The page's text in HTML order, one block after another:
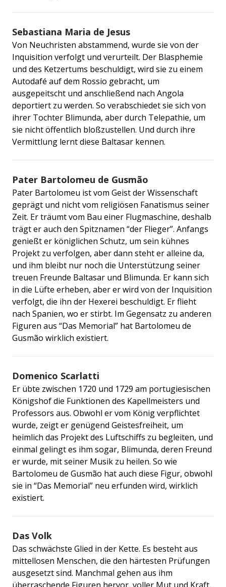
Sebastiana Maria de Jesus
Von Neuchristen abstammend, wurde sie von der
Inquisition verfolgt und verurteilt. Der Blasphemie
und des Ketzertums beschuldigt, wird sie zu einem
Autodafé auf dem Rossio gebracht, um
ausgepeitscht und anschließend nach Angola
deportiert zu werden. So verabschiedet sie sich von
ihrer Tochter Blimunda, aber durch Telepathie, um
sie nicht öffentlich bloßzustellen. Und durch ihre
Vermittlung lernt diese Baltasar kennen.
Pater Bartolomeu de Gusmão
Pater Bartolomeu ist vom Geist der Wissenschaft
geprägt und nicht vom religiösen Fanatismus seiner
Zeit. Er träumt vom Bau einer Flugmaschine, deshalb
trägt er auch den Spitznamen “der Flieger”. Anfangs
genießt er königlichen Schutz, um sein kühnes
Projekt zu verfolgen, aber dann steht er alleine da,
und ihm bleibt nur noch die Unterstützung seiner
treuen Freunde Baltasar und Blimunda. Er kann sich
in die Lüfte erheben, aber er wird von der Inquisition
verfolgt, die ihn der Hexerei beschuldigt. Er flieht
nach Spanien, wo er stirbt. Im Gegensatz zu anderen
Figuren aus “Das Memorial” hat Bartolomeu de
Gusmão wirklich existiert.
Domenico Scarlatti
Er übte zwischen 1720 und 1729 am portugiesischen
Königshof die Funktionen des Kapellmeisters und
Professors aus. Obwohl er vom König verpflichtet
wurde, zeigt er genügend Geistesfreiheit, um
heimlich das Projekt des Luftschiffs zu begleiten, und
einmal gelingt es ihm sogar, Blimunda, deren Freund
er wurde, mit seiner Musik zu heilen. So wie
Bartolomeu de Gusmão hat auch diese Figur, obwohl
sie in “Das Memorial” neu erfunden wird, wirklich
existiert.
Das Volk
Das schwächste Glied in der Kette. Es besteht aus
mittellosen Menschen, die den härtesten Prüfungen
ausgesetzt sind. Manchmal gehen aus ihm